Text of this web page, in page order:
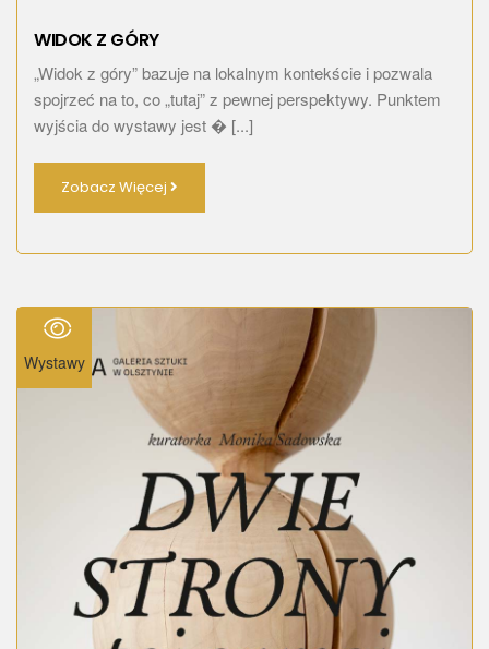
WIDOK Z GÓRY
„Widok z góry” bazuje na lokalnym kontekście i pozwala
spojrzeć na to, co „tutaj” z pewnej perspektywy. Punktem
wyjścia do wystawy jest � [...]
Zobacz Więcej
Wystawy